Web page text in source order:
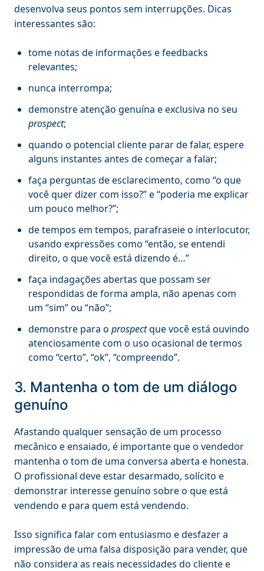
desenvolva seus pontos sem interrupções. Dicas
interessantes são:
tome notas de informações e feedbacks
relevantes;
nunca interrompa;
demonstre atenção genuína e exclusiva no seu
prospect;
quando o potencial cliente parar de falar, espere
alguns instantes antes de começar a falar;
faça perguntas de esclarecimento, como “o que
você quer dizer com isso?” e “poderia me explicar
um pouco melhor?”;
de tempos em tempos, parafraseie o interlocutor,
usando expressões como “então, se entendi
direito, o que você está dizendo é…”
faça indagações abertas que possam ser
respondidas de forma ampla, não apenas com
um “sim” ou “não”;
demonstre para o prospectque você está ouvindo
atenciosamente com o uso ocasional de termos
como “certo”, “ok”, “compreendo”.
3. Mantenha o tom de um diálogo
genuíno
Afastando qualquer sensação de um processo
mecânico e ensaiado, é importante que o vendedor
mantenha o tom de uma conversa aberta e honesta.
O profissional deve estar desarmado, solícito e
demonstrar interesse genuíno sobre o que está
vendendo e para quem está vendendo.
Isso significa falar com entusiasmo e desfazer a
impressão de uma falsa disposição para vender, que
não considera as reais necessidades do cliente e